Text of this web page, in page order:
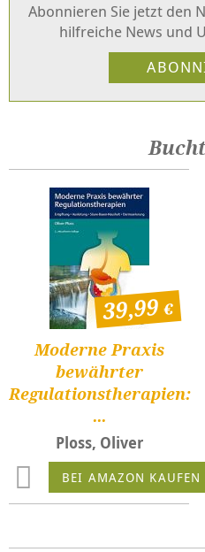
Abonnieren Sie jetzt den
hilfreiche News und
Moderne Praxis
bewährter
Regulationstherapien:
...
Ploss, Oliver
39,99
BEI AMAZON KAUFEN